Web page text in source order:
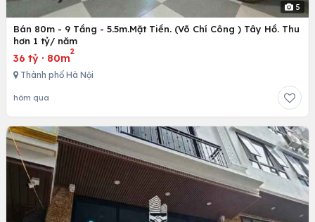
5
Bán 80m - 9 Tầng - 5.5m.Mặt Tiền. (Võ Chí Công ) Tây Hồ. Thu
hơn 1 tỷ/ năm
36 tỷ · 80m
2
Thành phố Hà Nội
hôm qua